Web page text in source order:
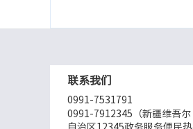
联系我们
0991-7531791
0991-7912345（新疆维吾尔
自治区12345政务服务便民热